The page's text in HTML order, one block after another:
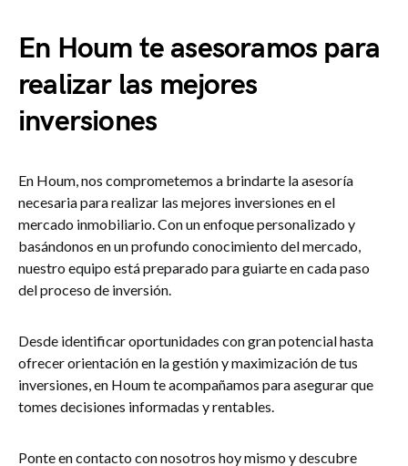
En Houm te asesoramos para
realizar las mejores
inversiones
En Houm, nos comprometemos a brindarte la asesoría
necesaria para realizar las mejores inversiones en el
mercado inmobiliario. Con un enfoque personalizado y
basándonos en un profundo conocimiento del mercado,
nuestro equipo está preparado para guiarte en cada paso
del proceso de inversión.
Desde identificar oportunidades con gran potencial hasta
ofrecer orientación en la gestión y maximización de tus
inversiones, en Houm te acompañamos para asegurar que
tomes decisiones informadas y rentables.
Ponte en contacto con nosotros hoy mismo y descubre